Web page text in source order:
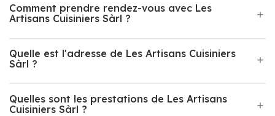
Comment prendre rendez-vous avec Les
Artisans Cuisiniers Sàrl ?
Quelle est l'adresse de Les Artisans Cuisiniers
Sàrl ?
Quelles sont les prestations de Les Artisans
Cuisiniers Sàrl ?